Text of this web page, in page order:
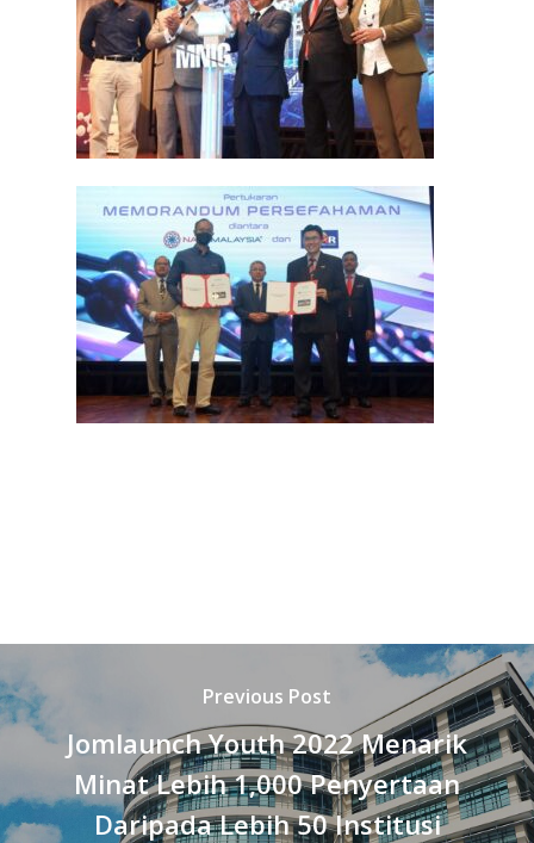
Previous Post
Jomlaunch Youth 2022 Menarik
Minat Lebih 1,000 Penyertaan
Daripada Lebih 50 Institusi